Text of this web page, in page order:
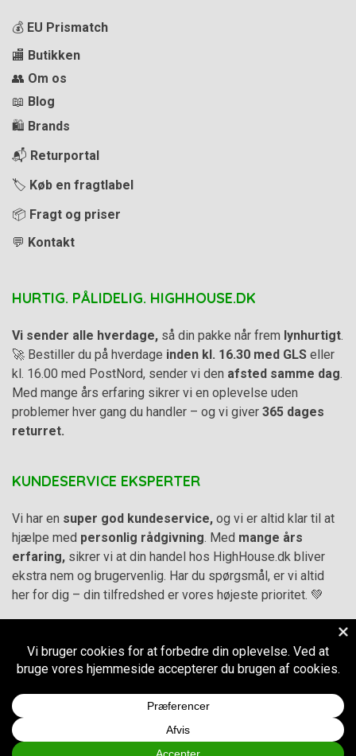
💰 EU Prismatch
🏬 Butikken
👥 Om os
📖 Blog
🛍️ Brands
📬 Returportal
🏷️ Køb en fragtlabel
📦 Fragt og priser
💬 Kontakt
HURTIG. PÅLIDELIG. HIGHHOUSE.DK
Vi sender alle hverdage, så din pakke når frem lynhurtigt
🚀 Bestiller du på hverdage inden kl. 16.30 med GLS eller
kl. 16.00 med PostNord, sender vi den afsted samme dag
Med mange års erfaring sikrer vi en oplevelse uden
problemer hver gang du handler – og vi giver 365 dages
returret.
KUNDESERVICE EKSPERTER
Vi har en super god kundeservice, og vi er altid klar til at
hjælpe med personlig rådgivning . Med mange års
erfaring, sikrer vi at din handel hos HighHouse.dk bliver
ekstra nem og brugervenlig. Har du spørgsmål, er vi altid
her for dig – din tilfredshed er vores højeste prioritet. 💚
Handelsbetingelser–
Cookie- og privatlivspolitik
HighHouse.dk